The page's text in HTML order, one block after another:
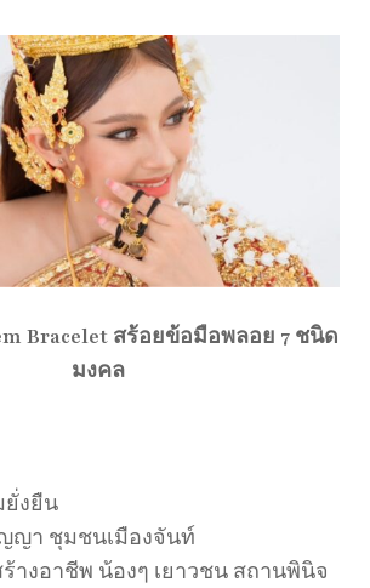
Bracelet สร้อยข้อมือพลอย 7 ชนิด
มงคล
ยั่งยืน
ญา ชุมชนเมืองจันท์
ร้างอาชีพ น้องๆ เยาวชน สถานพินิจ